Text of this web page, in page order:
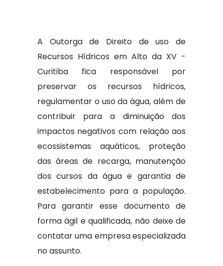
A Outorga de Direito de uso de
Recursos Hídricos em Alto da XV -
Curitiba fica responsável por
preservar os recursos hídricos,
regulamentar o uso da água, além de
contribuir para a diminuição dos
impactos negativos com relação aos
ecossistemas aquáticos, proteção
das áreas de recarga, manutenção
dos cursos da água e garantia de
estabelecimento para a população.
Para garantir esse documento de
forma ágil e qualificada, não deixe de
contatar uma empresa especializada
no assunto.